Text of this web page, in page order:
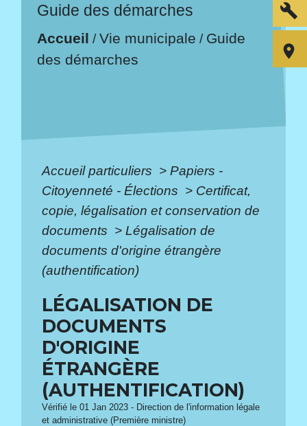
Guide des démarches
Accueil /Vie municipale / Guide
des démarches
Accueil particuliers > Papiers -
Citoyenneté - Élections > Certificat,
copie, légalisation et conservation de
documents > Légalisation de
documents d'origine étrangère
(authentification)
LÉGALISATION DE
DOCUMENTS
D'ORIGINE
ÉTRANGÈRE
(AUTHENTIFICATION)
Vérifié le 01 Jan 2023 - Direction de l'information légale
et administrative (Première ministre)
build
room